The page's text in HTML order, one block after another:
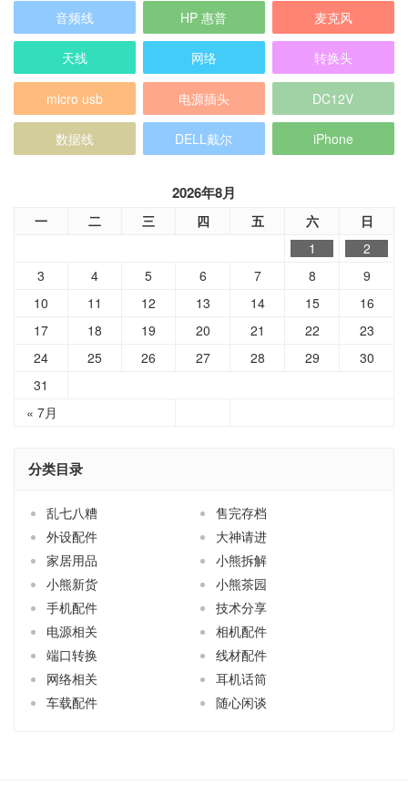
音频线 HP 惠普 麦克风
天线 网络 转换头
micro usb 电源插头 DC12V
数据线 DELL戴尔 iPhone
2026年8月
一 二 三 四 五 六 日
« 7月
1
2
3
4 5 6 7 8
9
10
11 12 13 14 15
16
17
18 19 20 21 22
23
24
25 26 27 28 29
30
31
分类目录
乱七八糟
售完存档
外设配件
大神请进
家居用品
小熊拆解
小熊新货
小熊茶园
手机配件
技术分享
电源相关
相机配件
端口转换
线材配件
网络相关
耳机话筒
车载配件
随心闲谈